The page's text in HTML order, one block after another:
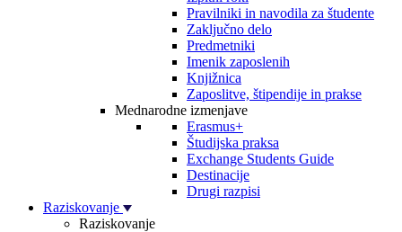
Pravilniki in navodila za študente
Zaključno delo
Predmetniki
Imenik zaposlenih
Knjižnica
Zaposlitve, štipendije in prakse
Mednarodne izmenjave
Erasmus+
Študijska praksa
Exchange Students Guide
Destinacije
Drugi razpisi
Raziskovanje
Raziskovanje